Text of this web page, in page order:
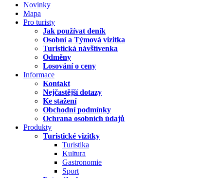
Novinky
Mapa
Pro turisty
Jak používat deník
Osobní a Týmová vizitka
Turistická návštívenka
Odměny
Losování o ceny
Informace
Kontakt
Nejčastější dotazy
Ke stažení
Obchodní podmínky
Ochrana osobních údajů
Produkty
Turistické vizitky
Turistika
Kultura
Gastronomie
Sport